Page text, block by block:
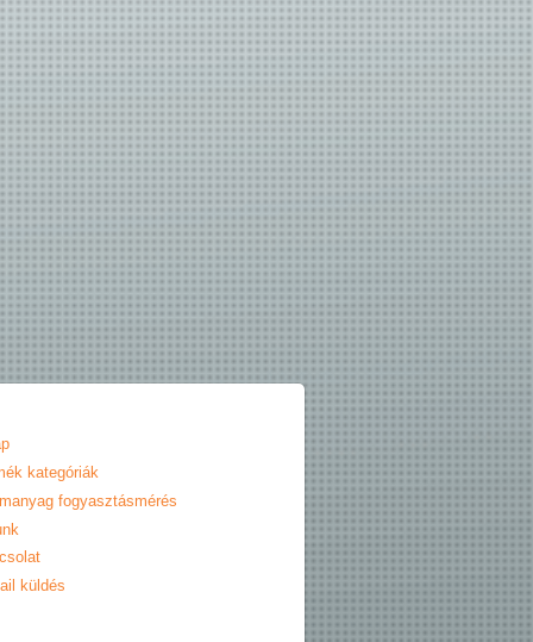
kategóriák
fogyasztásmérés
küldés